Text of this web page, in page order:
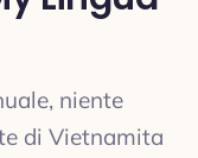
niente
di Vietnamita